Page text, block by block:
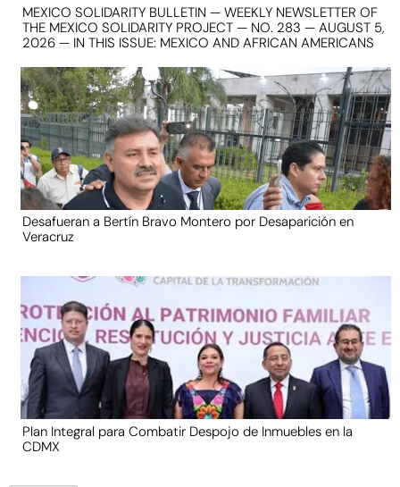
MEXICO SOLIDARITY BULLETIN — WEEKLY NEWSLETTER OF
THE MEXICO SOLIDARITY PROJECT — NO. 283 — AUGUST 5,
2026 — IN THIS ISSUE: MEXICO AND AFRICAN AMERICANS
Desafueran a Bertín Bravo Montero por Desaparición en
Veracruz
Plan Integral para Combatir Despojo de Inmuebles en la
CDMX